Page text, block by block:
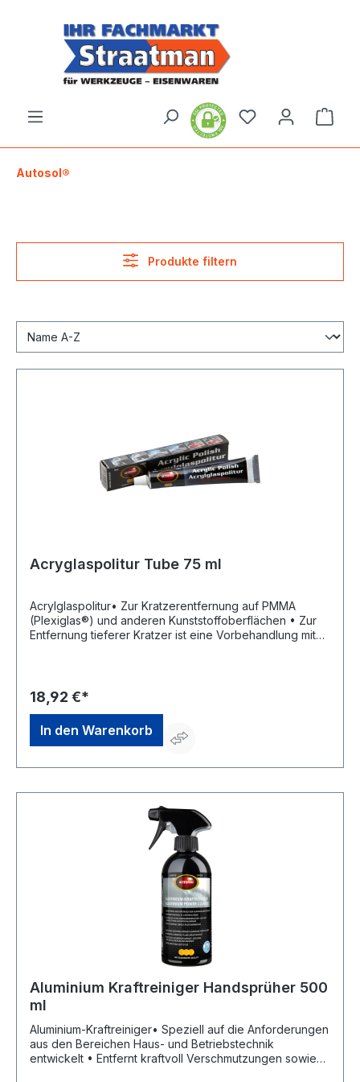
Autosol®
Produkte filtern
Acryglaspolitur Tube 75 ml
Acrylglaspolitur• Zur Kratzerentfernung auf PMMA
(Plexiglas®) und anderen Kunststoffoberflächen • Zur
Entfernung tieferer Kratzer ist eine Vorbehandlung mit
2718-0, info@autosol.de
18,92 €*
In den Warenkorb
Aluminium Kraftreiniger Handsprüher 500
ml
Aluminium-Kraftreiniger• Speziell auf die Anforderungen
aus den Bereichen Haus- und Betriebstechnik
entwickelt • Entfernt kraftvoll Verschmutzungen sowie